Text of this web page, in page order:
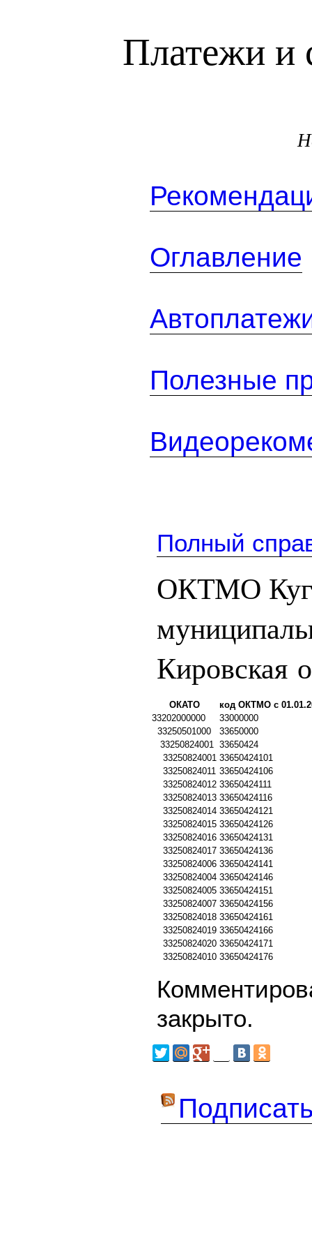
Платежи и
Оглавление
Полезные
Полный
ОКТМО
Кировская
ОКАТО
код ОКТМО с
33202000000
33000000
33250501000
33650000
33250824001 33650424
33250824001 33650424101
33250824011 33650424106
33250824012 33650424111
33250824013 33650424116
33250824014 33650424121
33250824015 33650424126
33250824016 33650424131
33250824017 33650424136
33250824006 33650424141
33250824004 33650424146
33250824005 33650424151
33250824007 33650424156
33250824018 33650424161
33250824019 33650424166
33250824020 33650424171
33250824010 33650424176
закрыто.